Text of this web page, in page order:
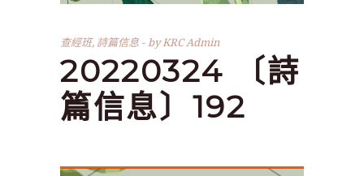
查經班, 詩篇信息 byKRC Admin
20220324 〔詩
篇信息〕192